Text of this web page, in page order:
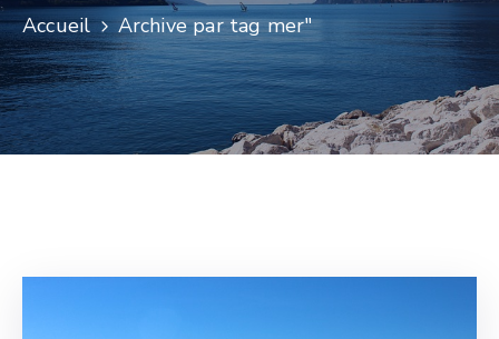
Vie
Municipale
Services
Jeunesse
Accueil Archive par tag mer"